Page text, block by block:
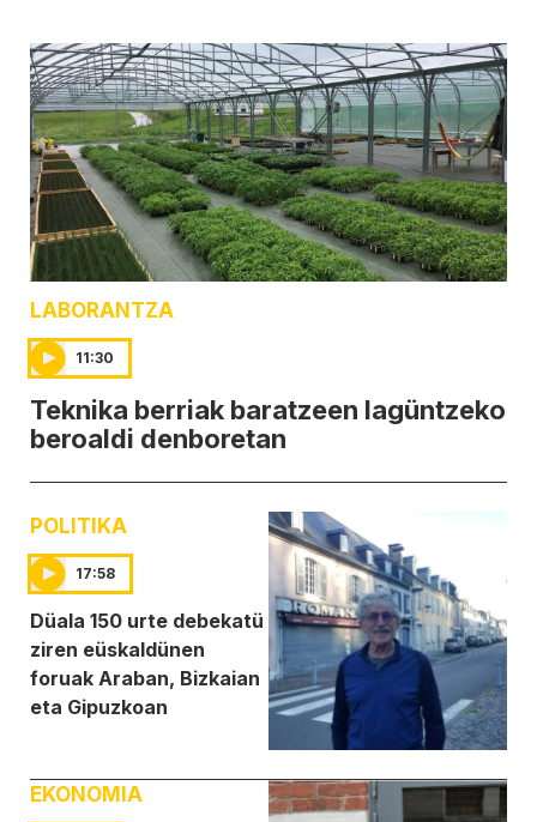
LABORANTZA
11:30
Teknika berriak baratzeen lagüntzeko
beroaldi denboretan
POLITIKA
17:58
Düala 150 urte debekatü
ziren eüskaldünen
foruak Araban, Bizkaian
eta Gipuzkoan
EKONOMIA